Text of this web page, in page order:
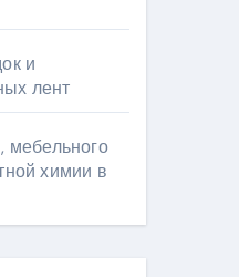
и
лент
мебельного
химии в